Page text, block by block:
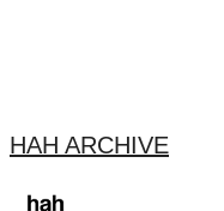
HAH ARCHIVE